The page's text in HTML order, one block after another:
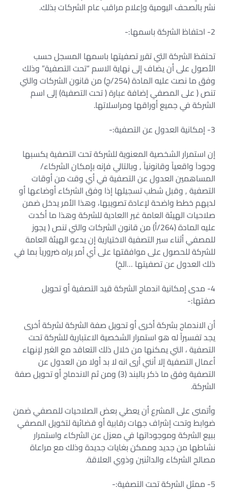
نشر بالصحف اليومية وإعلام مراقب عام الشركات بذلك.
2- احتفاظ الشركة باسمها:-
تحتفظ الشركة التي تقرر تصفيتها باسمها المسجل حسب
الأصول على أن يضاف إلى نهاية الاسم “تحت التصفية” وذلك
وفق ما نصت عليه المادة (254/ج) من قانون الشركات والتي
تنص ( على المصفي إضافة عبارة ( تحت التصفية) إلى اسم
الشركة في جميع أوراقها ومراسلاتها.
3- إمكانية العدول عن التصفية:-
إن استمرار الشخصية المعنوية للشركة تحت التصفية يكسبها
وجوداَ واقعياً وقانونياً , وبالتالي فإنه بإمكان الشركاء/
المساهمين العدول عن التصفية في أي وقت من أوقات
التصفية , وقبل شطب تسجيلها إذا وفق الشركاء أوضاعها أو
لديهم خطط واضحة لإعادة تصويبها، وهذا الأمر يدخل ضمن
صلاحيات الهيئة العامة غير االعادية للشركة وهذا ما أكدت
عليه المادة (264/أ) من قانون الشركات والتي تنص ( يجوز
للمصفي أثناء سير التصفية الاختيارية إن يدعو الهيئة العامة
للشركة للحصول على موافقتها على أي أمر يراه ضرورياً بما في
ذلك العدول عن تصفيتها …الخ)
4- مدى إمكانية اندماج الشركة قيد التصفية أو تحويل
صفتها:-
أن الاندماج بشركة أخرى أو تحويل صفة الشركة لشركة أخرى
يجد تفسيراً له هو استمرار الشخصية الاعتبارية للشركة تحت
التصفية ، التي يمكنها من خلال ذلك التعاقد مع الغير لإنهاء
أعمال التصفية إلا أنني أرى انه لا بد أولا من العدول عن
التصفية وفق ما ذكر بالبند (3) ومن ثم الاندماج أو تحويل صفة
الشركة.
وأتمنى على المشرع أن يعطي بعض الصلاحيات للمصفي ضمن
ضوابط وتحت إشراف جهات رقابية أو قضائية لتخويل المصفي
ببيع الشركة وموجوداتها في معزل عن الشركاء واستمرار
نشاطها من جديد وممكن بغايات جديدة وذلك مع مراعاة
مصالح الشركاء والدائنين وذوي العلاقة.
5- ممثل الشركة تحت التصفية:-